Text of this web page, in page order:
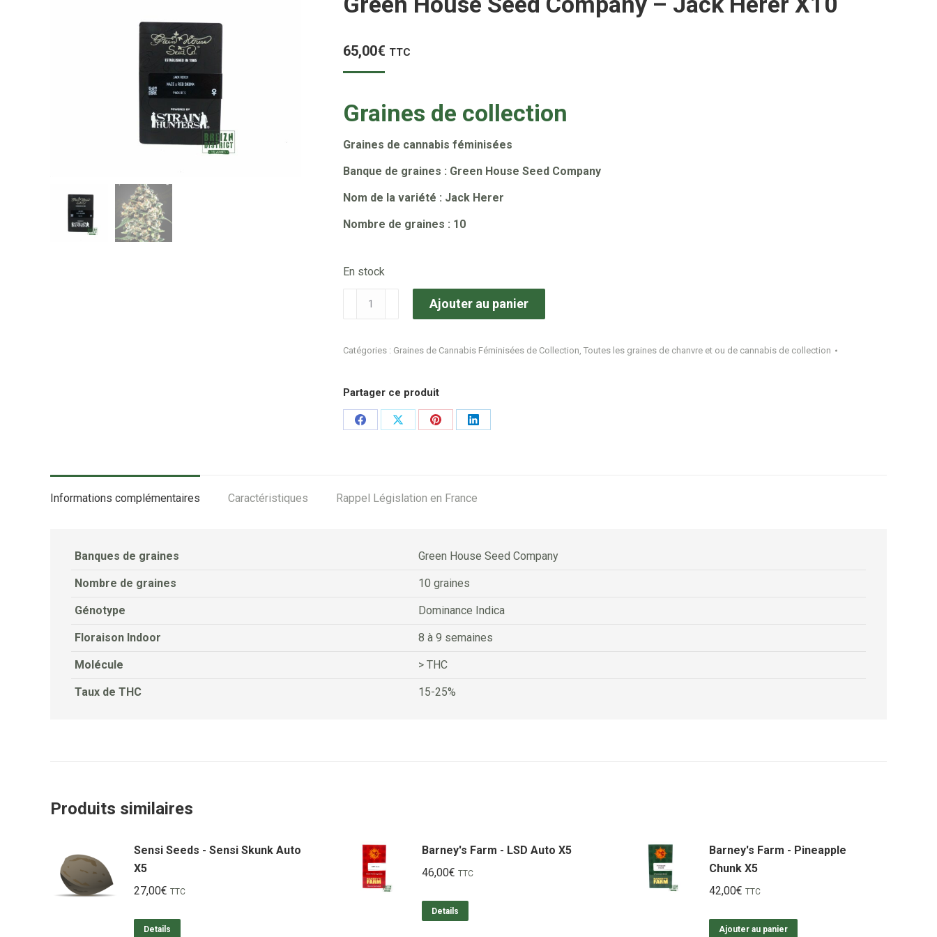
65,00€ TTC
Graines de collection
Graines de cannabis féminisées
Banque de graines : Green House Seed Company
Nom de la variété : Jack Herer
Nombre de graines : 10
En stock
quantité
House
Company
-
Jack
Ajouter au panier
Catégories : Graines de Cannabis Féminisées de Collection, Toutes les graines de chanvre et ou de cannabis de collection
Partager ce produit
Share
Share
Share
Share
Informations complémentaires Caractéristiques Rappel Législation en France
Banques de graines Green House Seed Company
Nombre de graines 10 graines
Génotype Dominance Indica
Floraison Indoor 8 à 9 semaines
Molécule > THC
Taux de THC 15-25%
Produits similaires
Sensi Seeds - Sensi Skunk Auto
X5
27,00€ TTC
Details
Barney's Farm - LSD Auto X5
46,00€ TTC
Details
Barney's Farm - Pineapple
Chunk X5
42,00€ TTC
Ajouter au panier